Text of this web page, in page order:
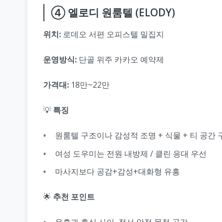
④ 엘로디 원룸텔 (ELODY)
위치: 로데오 서편 오피스텔 밀집지
운영방식: 단골 위주 카카오 예약제
가격대: 18만~22만
💡 특징
원룸텔 구조이나 감성적 조명 + 식물 + 티 공간
여성 도우미는 전원 내방제 / 클린 응대 우선
마사지보다 공감+감성+대화형 유흥
🌟 추천 포인트